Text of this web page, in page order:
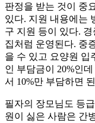
판정을 받는 것이 중
있다. 지원 내용에는
구 지원 등이 있다.
집처럼 운영된다. 중
을 수 있고 요양원 입
인 부담금이 20%인
서 10%만 부담하면
필자의 장모님도 등
원이 싫은 사람은 간